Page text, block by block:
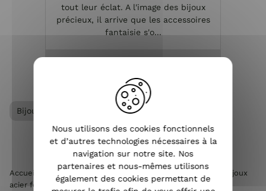
tout leur éclat. A l'image des bijoux
précieux, il arrive que les accessoires
fantaisie s'o...
Bijoux acier femme Bracelet femme
Accueil Accessoires de mode femme Bijoux femme
Bijoux
acier femme
> Bracelet MILE MILA acier cuivré pastilles
Nous utilisons des cookies fonctionnels
et d’autres technologies nécessaires à la
navigation sur notre site. Nos
partenaires et nous-mêmes utilisons
également des cookies permettant de